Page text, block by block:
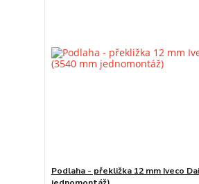
Podlaha - překližka 12 mm Iveco